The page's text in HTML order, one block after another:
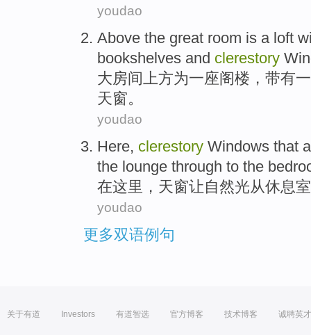
youdao
Above the great room is a loft
bookshelves and clerestory
大房间 上方为一座阁楼 ， 带有一
天窗。
youdao
Here, clerestory Windows that
the lounge through to the
在这里 ， 天窗让自然光从休息室
youdao
更多双语例句
关于有道 Investors 有道智选 官方博客 技术博客 诚聘英才